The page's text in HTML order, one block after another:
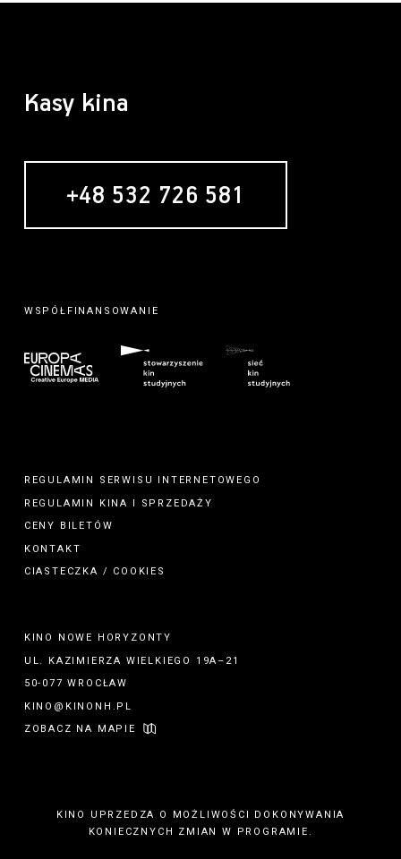
Kasy kina
+48 532 726 581
WSPÓŁFINANSOWANIE
REGULAMIN SERWISU INTERNETOWEGO
REGULAMIN KINA I
SPRZEDAŻY
CENY BILETÓW
KONTAKT
CIASTECZKA / COOKIES
KINO NOWE HORYZONTY
UL. KAZIMIERZA WIELKIEGO 19A–21
50-077 WROCŁAW
KINO@KINONH.PL
ZOBACZ NA MAPIE
KINO UPRZEDZA O MOŻLIWOŚCI DOKONYWANIA
KONIECZNYCH ZMIAN W PROGRAMIE.